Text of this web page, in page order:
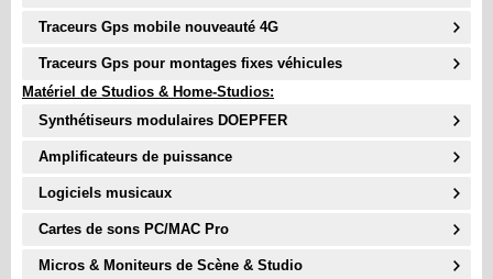
Traceurs Gps mobile nouveauté 4G
Traceurs Gps pour montages fixes véhicules
Matériel de Studios & Home-Studios:
Synthétiseurs modulaires DOEPFER
Amplificateurs de puissance
Logiciels musicaux
Cartes de sons PC/MAC Pro
Micros & Moniteurs de Scène & Studio